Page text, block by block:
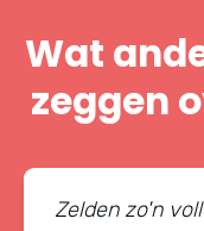
Wat
zeggen
Zelden zo'n